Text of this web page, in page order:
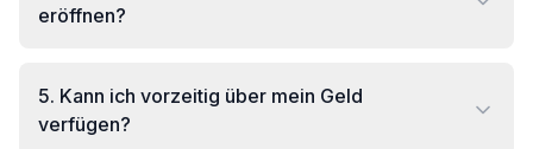
eröffnen?
5. Kann ich vorzeitig über mein Geld
verfügen?